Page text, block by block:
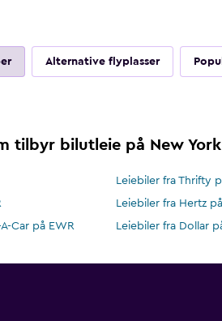
Alternative flyplasser
tilbyr bilutleie på New
Leiebiler fra Thrifty
Leiebiler fra Hertz
Car på EWR
Leiebiler fra Dollar